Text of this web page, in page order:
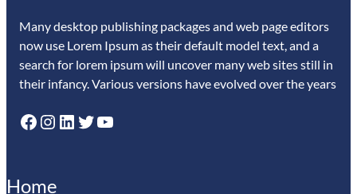
Many desktop publishing packages and web page editors
now use Lorem Ipsum as their default model text, and a
search for lorem ipsum will uncover many web sites still in
their infancy. Various versions have evolved over the years
Facebook Instagram LinkedIn Twitter YouTube
Home